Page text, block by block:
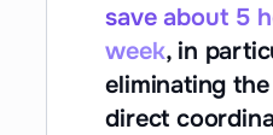
save about 5
week, in
eliminating
direct